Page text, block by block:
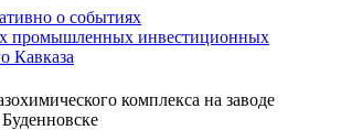
промышленных инвестиционных
Кавказа
комплекса на заводе